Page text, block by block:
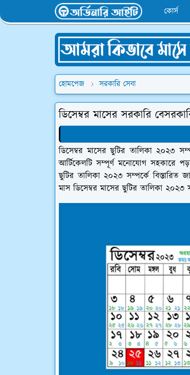
কোর্স
হোমপেজ সরকারি সেবা
ডিসেম্বর মাসের সরকারি
ডিসেম্বর মাসের ছুটির তালিকা ২০২৩
আর্টিকেলটি সম্পূর্ণ মনোযোগ সহকারে
ছুটির তালিকা ২০২৩ সম্পর্কে
মাস ডিসেম্বর মাসের ছুটির তালিকা